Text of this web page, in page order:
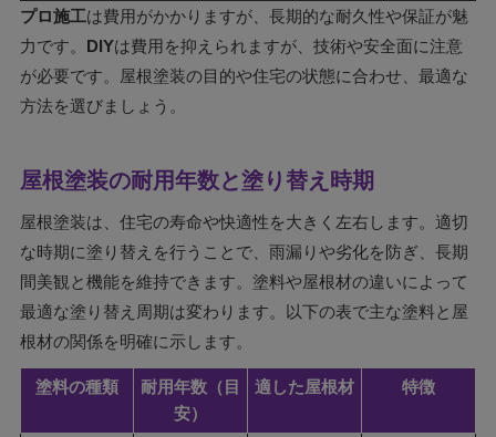
プロ施工は費用がかかりますが、長期的な耐久性や保証が魅
力です。 DIYは費用を抑えられますが、技術や安全面に注意
が必要です。屋根塗装の目的や住宅の状態に合わせ、最適な
方法を選びましょう。
屋根塗装の耐用年数と塗り替え時期
屋根塗装は、住宅の寿命や快適性を大きく左右します。適切
な時期に塗り替えを行うことで、雨漏りや劣化を防ぎ、長期
間美観と機能を維持できます。塗料や屋根材の違いによって
最適な塗り替え周期は変わります。以下の表で主な塗料と屋
根材の関係を明確に示します。
塗料の種類
耐用年数（目
安）
適した屋根材 特徴